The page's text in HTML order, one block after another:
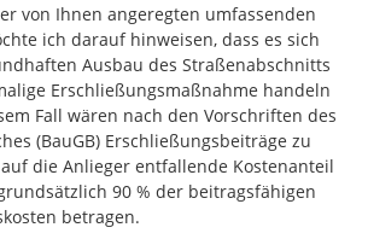
von Ihnen angeregten umfassenden
ich darauf hinweisen, dass es sich
Ausbau des Straßenabschnitts
Erschließungsmaßnahme handeln
Fall wären nach den Vorschriften des
(BauGB) Erschließungsbeiträge zu
die Anlieger entfallende Kostenanteil
90 % der beitragsfähigen
betragen.